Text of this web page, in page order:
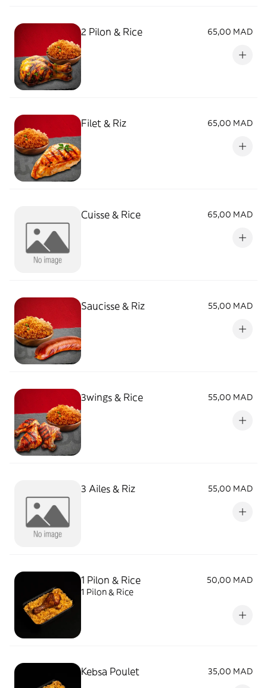
2 Pilon & Rice 65,00 MAD
Filet & Riz 65,00 MAD
Cuisse & Rice 65,00 MAD
Saucisse & Riz 55,00 MAD
3wings & Rice 55,00 MAD
3 Ailes & Riz 55,00 MAD
1 Pilon & Rice
50,00 MAD
1 Pilon & Rice
Kebsa Poulet 35,00 MAD